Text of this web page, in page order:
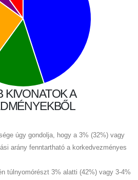
KIVONATOK A
úgy gondolja, hogy a 3% (32%) vagy
arány fenntartható a korkedvezményes
túlnyomórészt 3% alatti (42%) vagy 3-4%